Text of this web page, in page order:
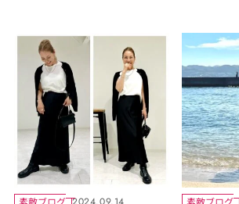
素敵ブログ 素敵ブログ